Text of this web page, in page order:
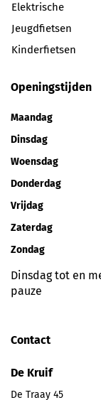
Elektrische
Jeugdfietsen
Kinderfietsen
Openingstijden
Maandag
Dinsdag
Woensdag
Donderdag
Vrijdag
Zaterdag
Zondag
Dinsdag tot en
pauze
Contact
De Kruif
De Traay 45